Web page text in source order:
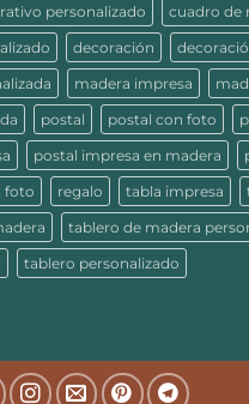
personalizado cuadro de
decoración
madera impresa
postal postal con foto
postal impresa en madera
foto regalo tabla impresa
tablero de madera
tablero personalizado